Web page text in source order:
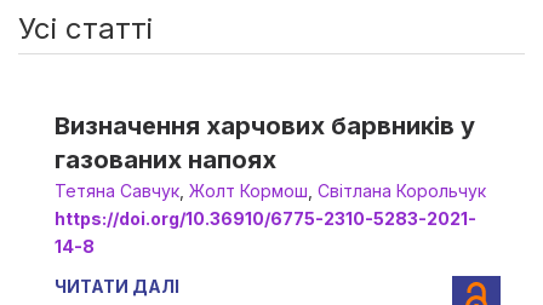
Усі статті
Визначення харчових барвників у
газованих напоях
Тетяна Савчук Жолт Кормош Світлана Корольчук
https://doi.org/10.36910/6775-2310-5283-2021-
14-8
ЧИТАТИ ДАЛІ